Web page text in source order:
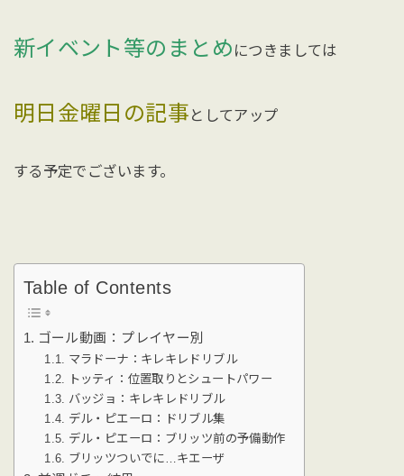
新イベント等のまとめ につきましては
明日金曜日の記事 としてアップ
する予定でございます。
Table of Contents
ゴール動画：プレイヤー別
マラドーナ：キレキレドリブル
トッティ：位置取りとシュートパワー
バッジョ：キレキレドリブル
デル・ピエーロ：ドリブル集
デル・ピエーロ：ブリッツ前の予備動作
ブリッツついでに…キエーザ